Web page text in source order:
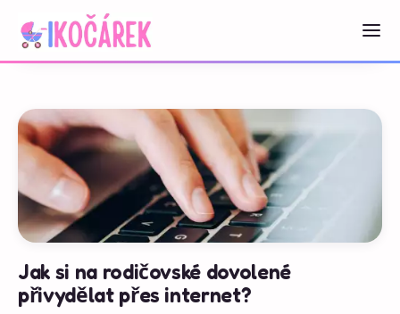
Jak si na rodičovské dovolené
přivydělat přes internet?